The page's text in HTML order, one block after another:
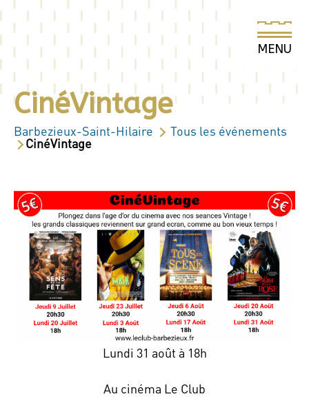
CinéVintage
Barbezieux-Saint-Hilaire Tous les événements
CinéVintage
Lundi 31 août à 18h
Au cinéma Le Club